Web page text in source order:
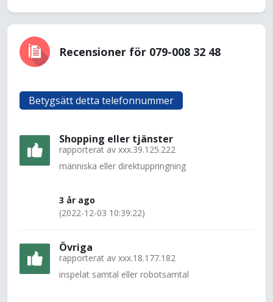
Recensioner för 079-008 32 48
Betygsätt detta telefonnummer
Shopping eller tjänster
rapporterat av xxx.39.125.222
människa eller direktuppringning
3 år ago
(2022-12-03 10:39:22)
Övriga
rapporterat av xxx.18.177.182
inspelat samtal eller robotsamtal